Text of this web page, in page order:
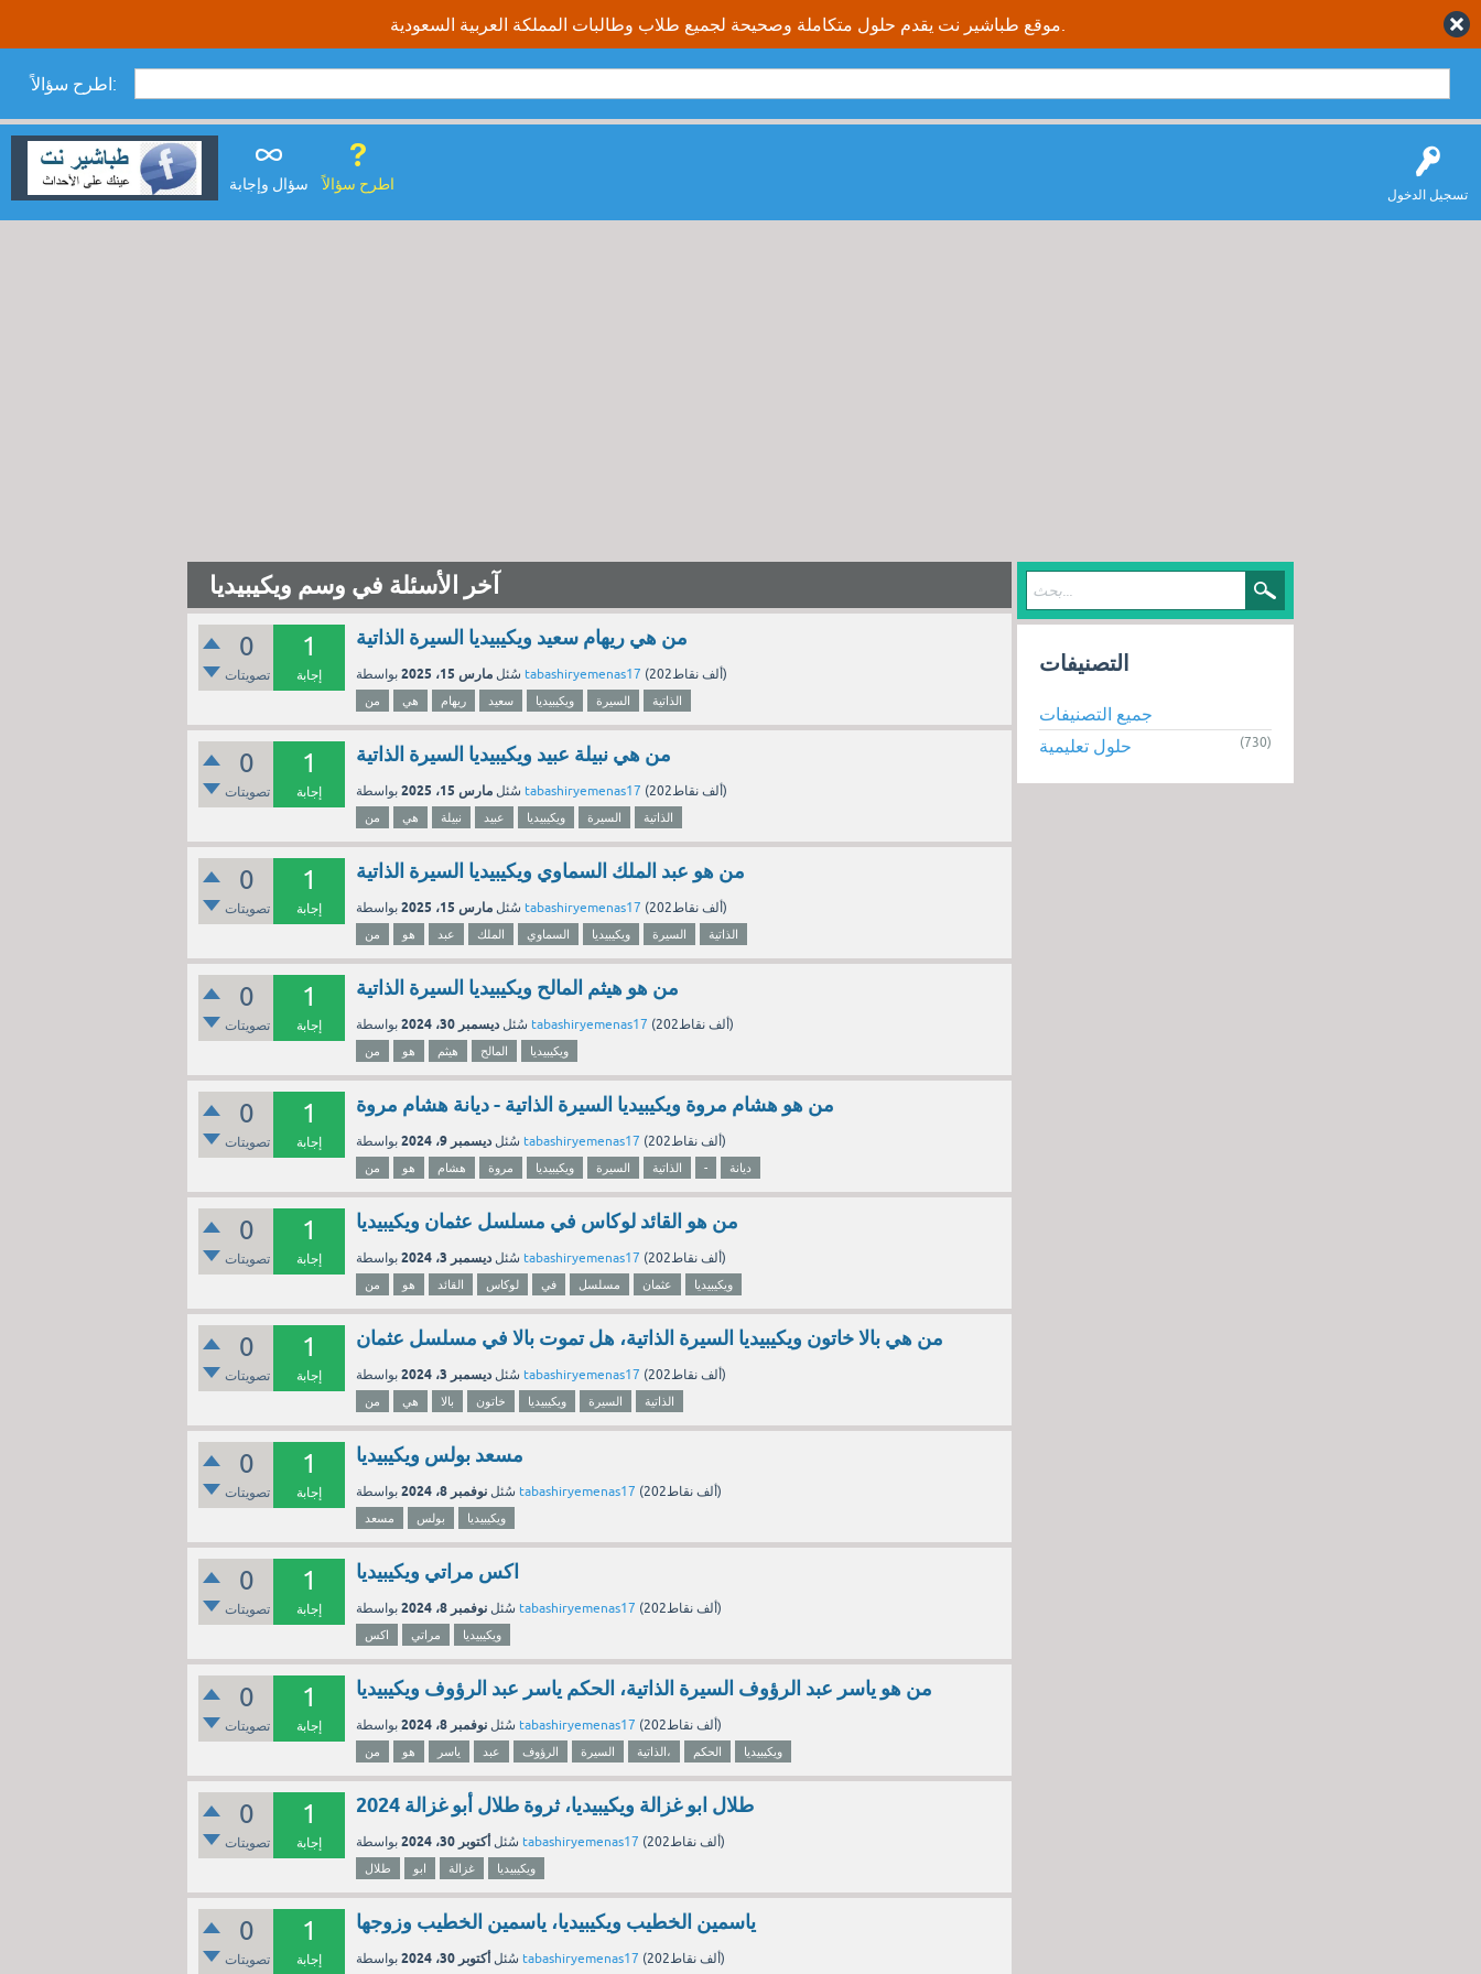
اطرح سؤالاً:
تسجيل الدخول
سؤال وإجابة اطرح سؤالاً
آخر الأسئلة في وسم ويكيبيديا
0
تصويتات
1
إجابة
من هي ريهام سعيد ويكيبيديا السيرة الذاتية
سُئل مارس 15، 2025 tabashiryemenas17 ( 202ألف نقاط)
من هي ريهام سعيد ويكيبيديا السيرة الذاتية
0
تصويتات
1
إجابة
من هي نبيلة عبيد ويكيبيديا السيرة الذاتية
سُئل مارس 15، 2025 tabashiryemenas17 ( 202ألف نقاط)
من هي نبيلة عبيد ويكيبيديا السيرة الذاتية
0
تصويتات
1
إجابة
من هو عبد الملك السماوي ويكيبيديا السيرة الذاتية
سُئل مارس 15، 2025 tabashiryemenas17 ( 202ألف نقاط)
من هو عبد الملك السماوي ويكيبيديا السيرة الذاتية
0
تصويتات
1
إجابة
من هو هيثم المالح ويكيبيديا السيرة الذاتية
سُئل ديسمبر 30، 2024 tabashiryemenas17 ( 202ألفنقاط)
من هو هيثم المالح ويكيبيديا
0
تصويتات
1
إجابة
من هو هشام مروة ويكيبيديا السيرة الذاتية - ديانة هشام مروة
سُئل ديسمبر 9، 2024 tabashiryemenas17 ( 202ألفنقاط)
من هو هشام مروة ويكيبيديا السيرة الذاتية - ديانة
0
تصويتات
1
إجابة
من هو القائد لوكاس في مسلسل عثمان ويكيبيديا
سُئل ديسمبر 3، 2024 tabashiryemenas17 ( 202ألفنقاط)
من هو القائد لوكاس في مسلسل عثمان ويكيبيديا
0
تصويتات
1
إجابة
من هي بالا خاتون ويكيبيديا السيرة الذاتية، هل تموت بالا في مسلسل عثمان
سُئل ديسمبر 3، 2024 tabashiryemenas17 ( 202ألفنقاط)
من هي بالا خاتون ويكيبيديا السيرة الذاتية
0
تصويتات
1
إجابة
مسعد بولس ويكيبيديا
سُئل نوفمبر 8، 2024 tabashiryemenas17 ( 202ألفنقاط)
مسعد بولس ويكيبيديا
0
تصويتات
1
إجابة
اكس مراتي ويكيبيديا
سُئل نوفمبر 8، 2024 tabashiryemenas17 ( 202ألفنقاط)
اكس مراتي ويكيبيديا
0
تصويتات
1
إجابة
من هو ياسر عبد الرؤوف السيرة الذاتية، الحكم ياسر عبد الرؤوف ويكيبيديا
سُئل نوفمبر 8، 2024 tabashiryemenas17 ( 202ألفنقاط)
من هو ياسر عبد الرؤوف السيرة الذاتية، الحكم ويكيبيديا
0
تصويتات
1
إجابة
طلال ابو غزالة ويكيبيديا، ثروة طلال أبو غزالة 2024
سُئل أكتوبر 30، 2024 tabashiryemenas17 ( 202ألفنقاط)
طلال ابو غزالة ويكيبيديا
0
تصويتات
1
إجابة
ياسمين الخطيب ويكيبيديا، ياسمين الخطيب وزوجها
سُئل أكتوبر 30، 2024 tabashiryemenas17 ( 202ألفنقاط)
التصنيفات
جميع التصنيفات
حلول تعليمية
(730)